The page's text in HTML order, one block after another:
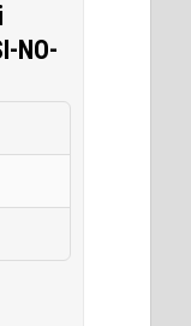
NO-